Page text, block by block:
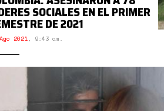
SOCIALES EN EL PRIMER
DE 2021
2021, 9:43 am.